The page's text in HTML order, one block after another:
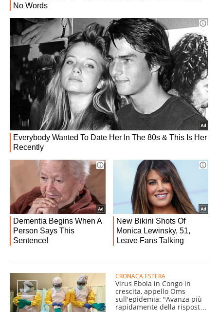
CRONACA ESTERA
Virus Ebola in Congo in
crescita, appello Oms
sull'epidemia: "Avanza più
rapidamente della risposta